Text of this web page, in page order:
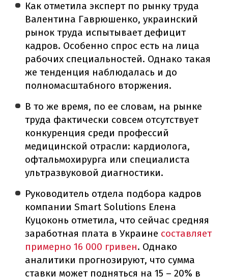
Как отметила эксперт по рынку труда
Валентина Гаврюшенко, украинский
рынок труда испытывает дефицит
кадров. Особенно спрос есть на лица
рабочих специальностей. Однако такая
же тенденция наблюдалась и до
полномасштабного вторжения.
В то же время, по ее словам, на рынке
труда фактически совсем отсутствует
конкуренция среди профессий
медицинской отрасли: кардиолога,
офтальмохирурга или специалиста
ультразвуковой диагностики.
Руководитель отдела подбора кадров
компании Smart Solutions Елена
Куцоконь отметила, что сейчас средняя
заработная плата в Украине составляет
примерно 16 000 гривен. Однако
аналитики прогнозируют, что сумма
ставки может подняться на 15 – 20% в